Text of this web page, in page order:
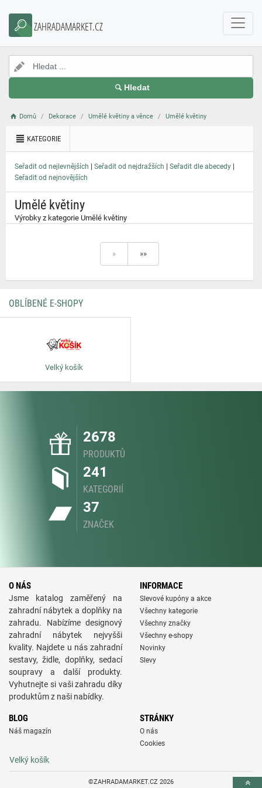
ZAHRADAMARKET.CZ
Hledat
Domů Dekorace Umělé květiny a věnce Umělé květiny
KATEGORIE
Seřadit od nejlevnějších | Seřadit od nejdražších | Seřadit dle abecedy |
Seřadit od nejnovějších
Umělé květiny
Výrobky z kategorie Umělé květiny
» »»
OBLÍBENÉ E-SHOPY
Velký košík
2678
PRODUKTŮ
241
KATEGORIÍ
37
ZNAČEK
O NÁS
Jsme katalog zaměřený na
zahradní nábytek a doplňky na
zahradu. Nabízíme designový
zahradní nábytek nejvyšši
kvality. Najdete u nás zahradní
sestavy, židle, doplňky, sedací
soupravy a další produkty.
Vyhutnejte si vaši zahradu díky
produktům z naši nabídky.
INFORMACE
Slevové kupóny a akce
Všechny kategorie
Všechny značky
Všechny e-shopy
Novinky
Slevy
BLOG
Náš magazín
STRÁNKY
O nás
Cookies
Velký košík
©ZAHRADAMARKET.CZ 2026